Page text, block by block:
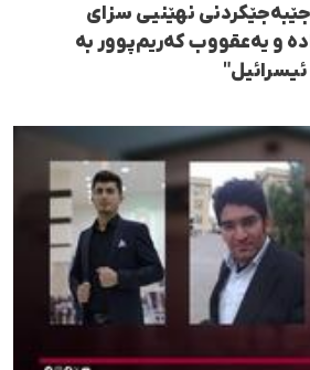
نهێنیی سزای
و یەعقووب کەریم‌پوور بە